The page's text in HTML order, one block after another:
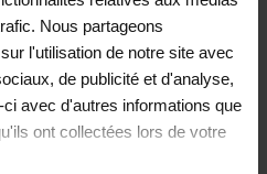
Nous partageons
l'utilisation de notre site avec
de publicité et d'analyse,
avec d'autres informations que
ont collectées lors de votre
rouleaux et
que vous avez utilisés
solvants.
Térébenthine